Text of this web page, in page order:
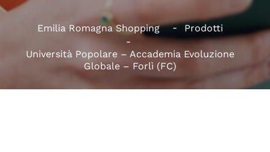
Emilia Romagna Shopping Prodotti
Università Popolare – Accademia Evoluzione
Globale – Forlì (FC)